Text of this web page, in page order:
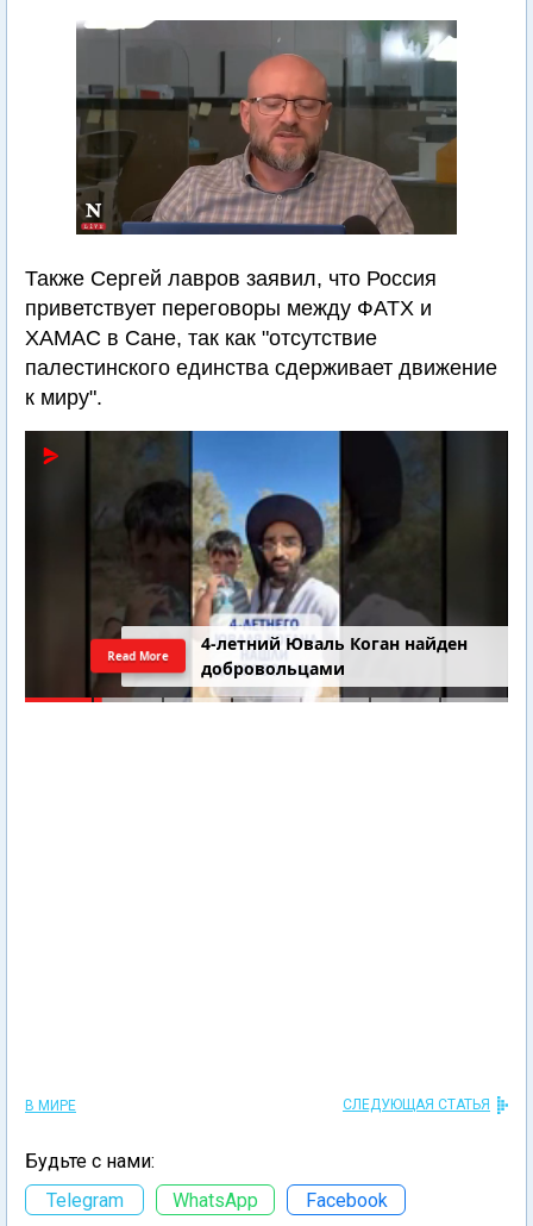
Также Сергей лавров заявил, что Россия
приветствует переговоры между ФАТХ и
ХАМАС в Сане, так как "отсутствие
палестинского единства сдерживает движение
к миру".
4-летний Юваль Коган найден
добровольцами
Read More
В МИРЕ СЛЕДУЮЩАЯ СТАТЬЯ
Будьте с нами:
Telegram
WhatsApp Facebook